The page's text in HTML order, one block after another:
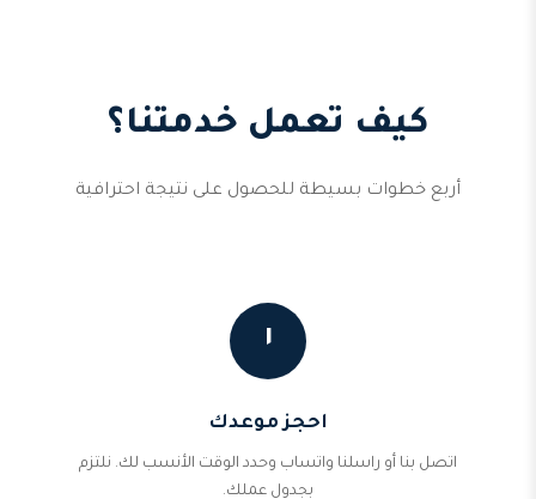
كيف تعمل خدمتنا؟
أربع خطوات بسيطة للحصول على نتيجة احترافية
١
احجز موعدك
اتصل بنا أو راسلنا واتساب وحدد الوقت الأنسب لك. نلتزم
بجدول عملك.